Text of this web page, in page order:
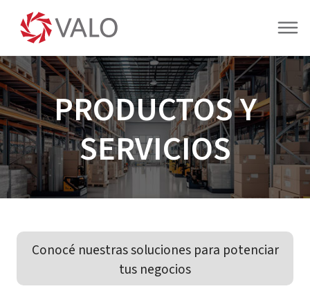
PRODUCTOS Y
SERVICIOS
Conocé nuestras soluciones para potenciar
tus negocios